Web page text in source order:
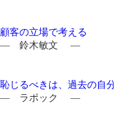
顧客の立場で考える
― 鈴木敏文 ―
恥じるべきは、過去の自
― ラポック ―